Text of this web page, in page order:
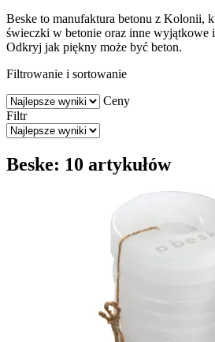
Beske to manufaktura betonu z Kolonii,
świeczki w betonie oraz inne wyjątkowe
Odkryj jak piękny może być beton.
Filtrowanie i sortowanie
Ceny
Filtr
Beske: 10 artykułów